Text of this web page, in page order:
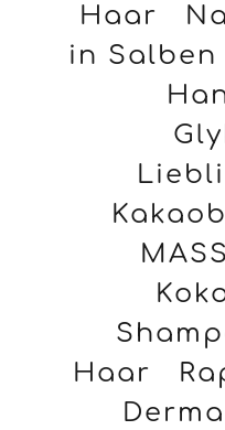
Haar
in Salben
Haar